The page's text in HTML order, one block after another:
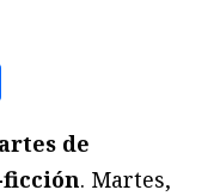
de
. Martes,